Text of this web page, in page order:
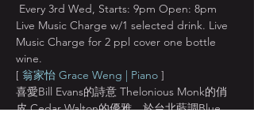
Every 3rd Wed, Starts: 9pm Open: 8pm
Live Music Charge w/1 selected drink. Live
Music Charge for 2 ppl cover one bottle
wine.
[ 翁家怡 Grace Weng | Piano ]
喜愛Bill Evans的詩意 Thelonious Monk的俏
皮 Cedar Walton的優雅。於台北藍調Blue